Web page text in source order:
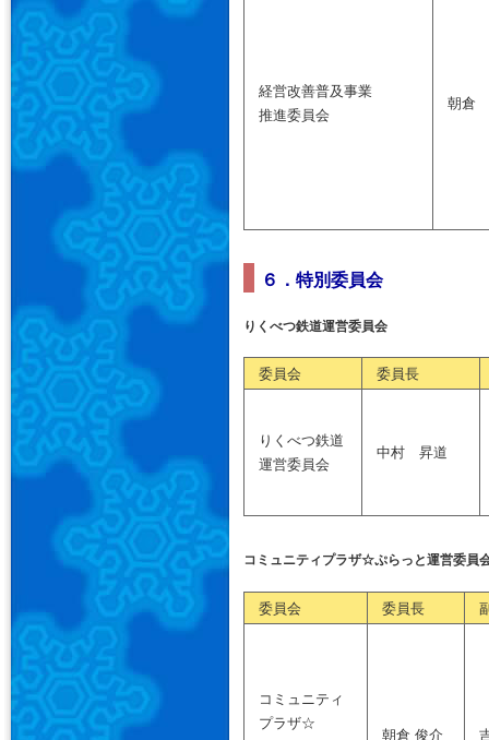
経営改善普及事業
推進委員会
朝倉
６．特別委員会
りくべつ鉄道運営委員会
委員会 委員長
りくべつ鉄道
運営委員会
中村 昇道
コミュニティプラザ☆ぷらっと運営委員
委員会 委員長
コミュニティ
プラザ☆
朝倉 俊介